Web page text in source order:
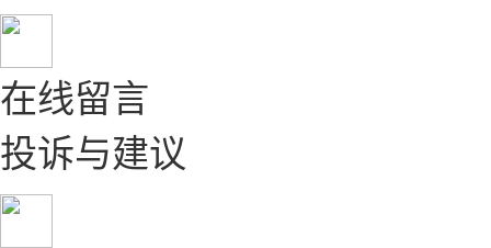
在线留言
投诉与建议